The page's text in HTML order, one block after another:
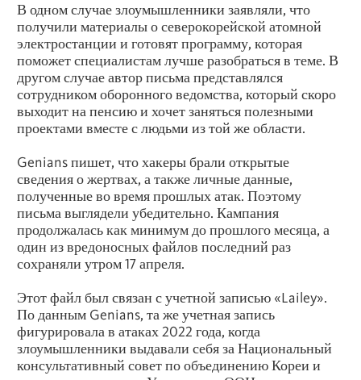
В одном случае злоумышленники заявляли, что
получили материалы о северокорейской атомной
электростанции и готовят программу, которая
поможет специалистам лучше разобраться в теме. В
другом случае автор письма представлялся
сотрудником оборонного ведомства, который скоро
выходит на пенсию и хочет заняться полезными
проектами вместе с людьми из той же области.
Genians пишет, что хакеры брали открытые
сведения о жертвах, а также личные данные,
полученные во время прошлых атак. Поэтому
письма выглядели убедительно. Кампания
продолжалась как минимум до прошлого месяца, а
один из вредоносных файлов последний раз
сохраняли утром 17 апреля.
Этот файл был связан с учетной записью «Lailey».
По данным Genians, та же учетная запись
фигурировала в атаках 2022 года, когда
злоумышленники выдавали себя за Национальный
консультативный совет по объединению Кореи и